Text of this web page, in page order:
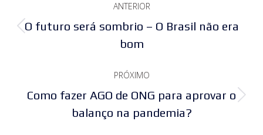
de
ANTERIOR
Post
anterior:
O futuro será sombrio – O Brasil não era
bom
PRÓXIMO
Próximo
post:
Como fazer AGO de ONG para aprovar o
balanço na pandemia?